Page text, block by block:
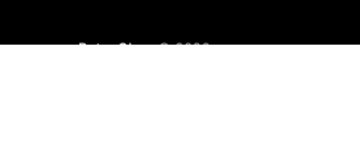
Peter Chen© 2026